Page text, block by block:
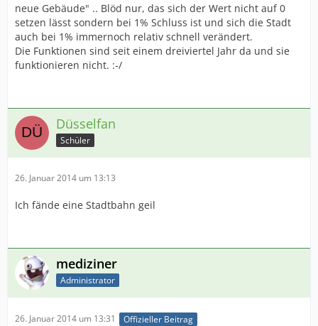
neue Gebäude" .. Blöd nur, das sich der Wert nicht auf 0
setzen lässt sondern bei 1% Schluss ist und sich die Stadt
auch bei 1% immernoch relativ schnell verändert.
Die Funktionen sind seit einem dreiviertel Jahr da und sie
funktionieren nicht. :-/
Düsselfan
Schüler
26. Januar 2014 um 13:13
Ich fände eine Stadtbahn geil
mediziner
Administrator
26. Januar 2014 um 13:31 Offizieller Beitrag